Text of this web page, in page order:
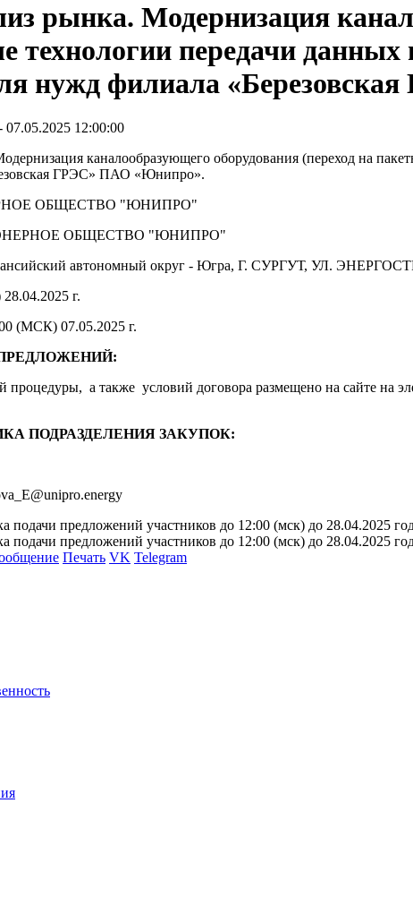
рынка. Модернизация
технологии передачи
нужд филиала
07.05.2025 12:00:00
каналообразующего оборудования (переход на
ГРЭС» ПАО «Юнипро».
ОБЩЕСТВО "ЮНИПРО"
ОБЩЕСТВО "ЮНИПРО"
автономный округ - Югра, Г. СУРГУТ, УЛ.
г.
(МСК) 07.05.2025 г.
процедуры, а также условий договора размещено на сайте на
ПОДРАЗДЕЛЕНИЯ ЗАКУПОК:
подачи предложений участников до 12:00 (мск) до 28.04.2025
подачи предложений участников до 12:00 (мск) до 28.04.2025
Печать VK Telegram